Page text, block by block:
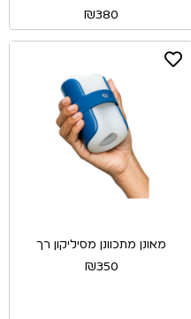
₪380
מאונן מתכוונן מסיליקון רך
₪350